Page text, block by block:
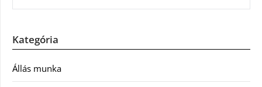
Kategória
Állás munka